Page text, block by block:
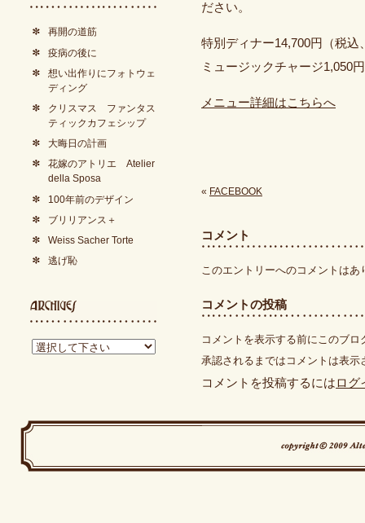
ださい。
特別ディナー14,700円（税込
ミュージックチャージ1,050円
メニュー詳細はこちらへ
« FACEBOOK
コメント
このエントリーへのコメントはあ
コメントの投稿
コメントを表示する前にこのブ
承認されるまではコメントは表
コメントを投稿するにはログ
再開の道筋
疫病の後に
想い出作りにフォトウェ
ディング
クリスマス ファンタス
ティックカフェシップ
大晦日の計画
花嫁のアトリエ Atelier
della Sposa
100年前のデザイン
ブリリアンス＋
Weiss Sacher Torte
逃げ恥